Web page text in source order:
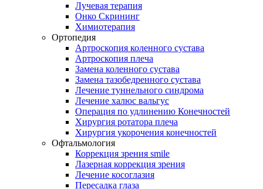
Лучевая терапия
Онко Скрининг
Химиотерапия
Ортопедия
Артроскопия коленного сустава
Артроскопия плеча
Замена коленного сустава
Замена тазобедренного сустава
Лечение туннельного синдрома
Лечение халюс вальгус
Операция по удлинению Конечностей
Хирургия ротатора плеча
Хирургия укорочения конечностей
Офтальмология
Коррекция зрения smile
Лазерная коррекция зрения
Лечение косоглазия
Пересадка глаза